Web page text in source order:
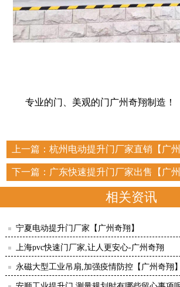
专业的门、美观的门广州奇翔制造！
上一篇： 杭州电动提升门厂家直销【广州
下一篇： 广东快速提升门厂家出售【广州
相关资讯
宁夏电动提升门厂家【广州奇翔】
上海pvc快速门厂家,让人更安心-广州奇翔
永磁大型工业吊扇,加强疫情防控【广州奇翔】